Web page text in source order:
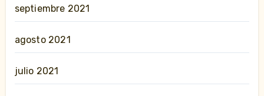
septiembre 2021
agosto 2021
julio 2021